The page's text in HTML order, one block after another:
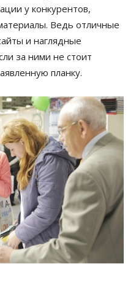
у конкурентов,
Ведь отличные
и наглядные
за ними не стоит
планку.